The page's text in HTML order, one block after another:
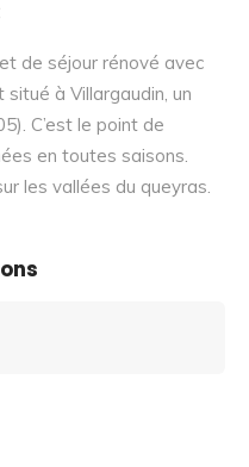
de séjour rénové avec
à Villargaudin, un
C’est le point de
en toutes saisons.
les vallées du queyras.